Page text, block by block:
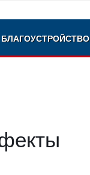
БЛАГОУСТРОЙСТВО